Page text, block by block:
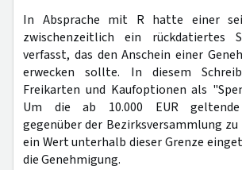
In Absprache mit R hatte einer
zwischenzeitlich ein rückdatiertes
verfasst, das den Anschein einer
erwecken sollte. In diesem
Freikarten und Kaufoptionen als
Um die ab 10.000 EUR geltende
gegenüber der Bezirksversammlung zu
ein Wert unterhalb dieser Grenze
die Genehmigung.